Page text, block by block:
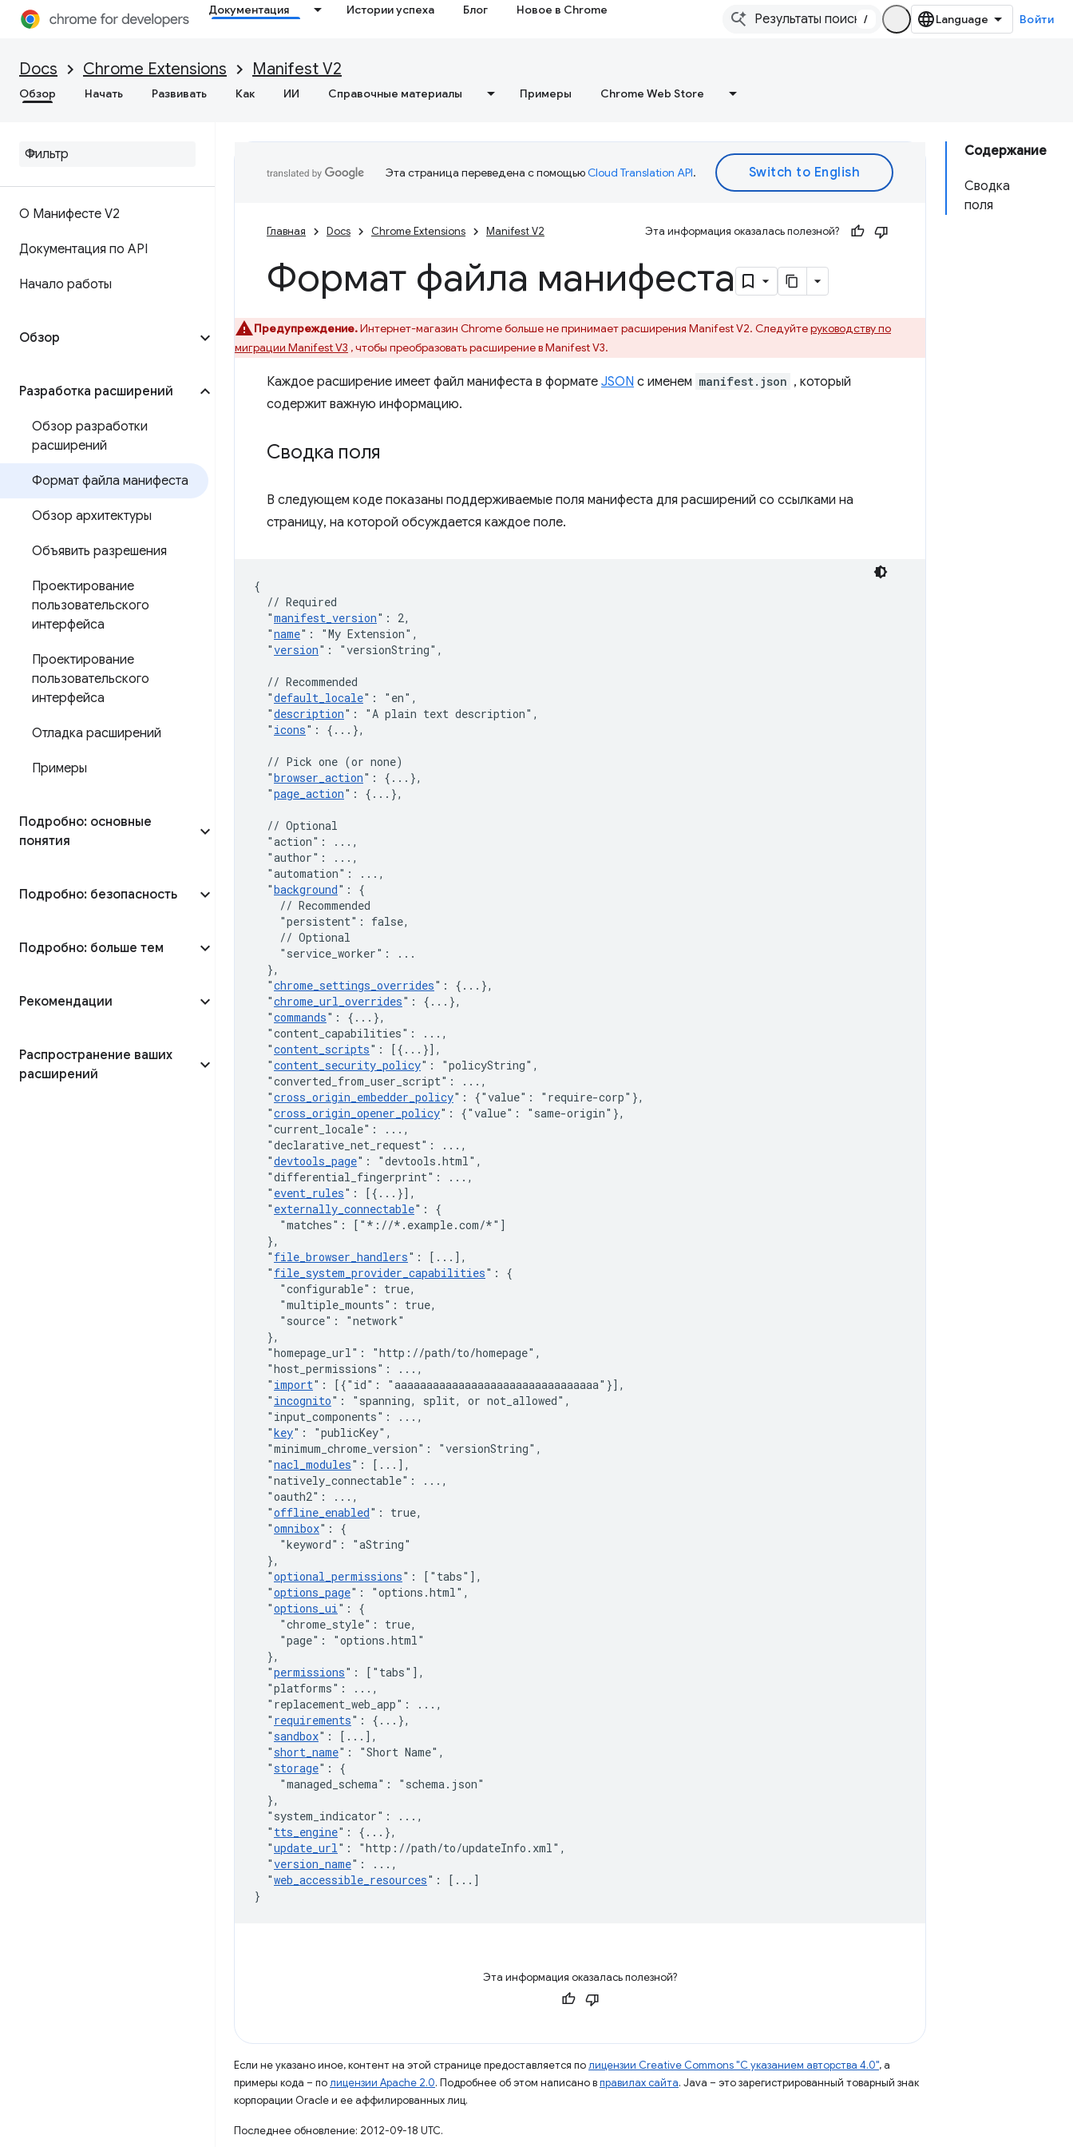
Документация Истории успеха Блог Новое в Chrome
/ Войти
Docs Chrome Extensions Manifest V2
Обзор Начать Развивать Как ИИ Справочные материалы Примеры Chrome Web Store
О Манифесте V2
Документация по API
Начало работы
Обзор
Разработка расширений
Обзор разработки
расширений
Формат файла манифеста
Обзор архитектуры
Объявить разрешения
Проектирование
пользовательского
интерфейса
Проектирование
пользовательского
интерфейса
Отладка расширений
Примеры
Подробно: основные
понятия
Подробно: безопасность
Подробно: больше тем
Рекомендации
Распространение ваших
расширений
Содержание
Сводка
поля
Эта страница переведена с помощьюCloud Translation API.
Главная Docs Chrome Extensions Manifest V2 Эта информация оказалась полезной?
Формат файла манифеста
Предупреждение.Интернет-магазин Chrome больше не принимает расширения Manifest V2. Следуйтеруководству по
миграции Manifest V3 , чтобы преобразовать расширение в Manifest V3.
Каждое расширение имеет файл манифеста в формате JSON с именем manifest.json , который
содержит важную информацию.
Сводка поля
В следующем коде показаны поддерживаемые поля манифеста для расширений со ссылками на
страницу, на которой обсуждается каждое поле.
{
// Required
"manifest_version" : 2,
"name" : "My Extension" ,
"version" : "versionString" ,
// Recommended
"default_locale" : "en" ,
"description" : "A plain text description" ,
" icons" : { ... },
// Pick one (or none)
"browser_action" : { ... },
"page_action" : { ... },
// Optional
"action" : ... ,
"author" : ... ,
"automation" : ... ,
"background" :
{
// Recommended
"persistent" : false,
// Optional
"service_worker" :
...
},
"chrome_settings_overrides" : { ... },
"chrome_url_overrides" : { ... },
"commands" : { ... },
"content_capabilities" : ... ,
"content_scripts" : [{ ... }] ,
"content_security_policy" : "policyString" ,
"converted_from_user_script" : ... ,
"cross_origin_embedder_policy" : {"value": "require-corp"},
"cross_origin_opener_policy" : {"value": "same-origin"},
"current_locale" : ... ,
"declarative_net_request" : ... ,
"devtools_page" : "devtools.html" ,
"differential_fingerprint" : ... ,
" event_rules" : [{ ... }] ,
" externally_connectable" :
{
"matches" : [ "*://*.example.com/*" ]
},
" file_browser_handlers" : [ ... ] ,
" file_system_provider_capabilities" :
{
"configurable" : true,
"multiple_mounts" : true,
"source" :
"network"
},
"homepage_url" : "http://path/to/homepage" ,
"host_permissions" : ... ,
" import" : [{"id" : "aaaaaaaaaaaaaaaaaaaaaaaaaaaaaaaa" }] ,
" incognito" : "spanning, split, or not_allowed" ,
"input_components" : ... ,
"key" : "publicKey" ,
"minimum_chrome_version" : "versionString" ,
"nacl_modules" : [ ... ] ,
"natively_connectable" : ... ,
"oauth2" : ... ,
"offline_enabled" : true,
"omnibox" :
{
"keyword" :
"aString"
},
"optional_permissions" : [ "tabs" ] ,
"options_page" : "options.html" ,
"options_ui" :
{
"chrome_style" : true,
"page" :
"options.html"
},
"permissions" : [ "tabs" ] ,
"platforms" : ... ,
"replacement_web_app" : ... ,
" requirements" : { ... },
"sandbox" : [ ... ] ,
"short_name" : "Short Name" ,
"storage" :
{
"managed_schema" :
"schema.json"
},
"system_indicator" : ... ,
" tts_engine" : { ... },
"update_url" : "http://path/to/updateInfo.xml" ,
"version_name" : ... ,
"web_accessible_resources" : [ ... ]
}
Эта информация оказалась полезной?
Если не указано иное, контент на этой странице предоставляется полицензии Creative Commons "С указанием авторства 4.0", а
примеры кода – полицензии Apache 2.0. Подробнее об этом написано вправилах сайта. Java – это зарегистрированный товарный знак
корпорации Oracle и ее аффилированных лиц.
Последнее обновление: 2012-09-18 UTC.